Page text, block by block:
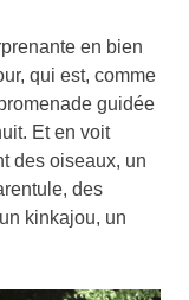
en bien
qui est, comme
guidée
Et en voit
des oiseaux, un
des
kinkajou, un